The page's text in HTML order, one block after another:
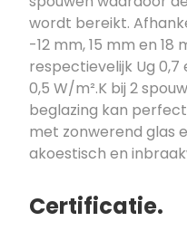
wordt bereikt.
-12 mm, 15 mm en
respectievelijk Ug 0,7
0,5 W/m².K bij 2
beglazing kan
met zonwerend glas
akoestisch en
Certificatie.